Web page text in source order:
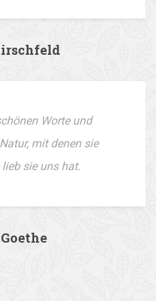
Worte und
mit denen sie
sie uns hat.